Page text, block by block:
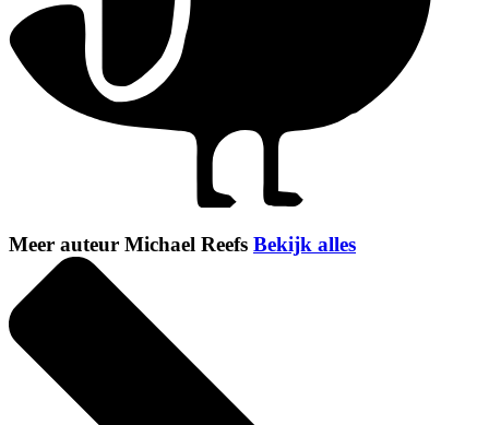
Meer auteur Michael Reefs Bekijk alles